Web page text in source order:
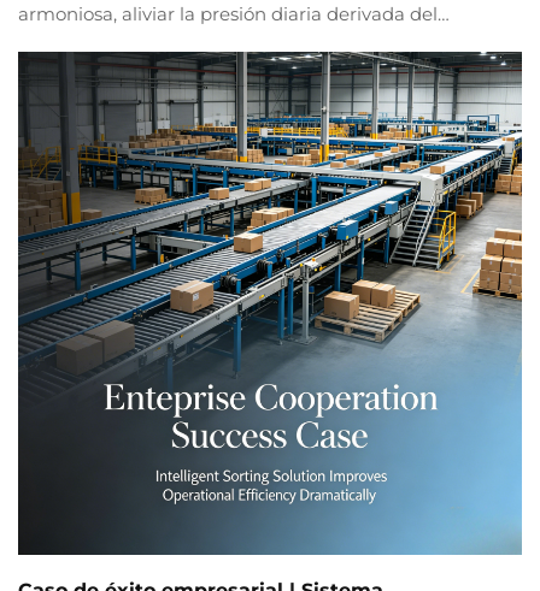
armoniosa, aliviar la presión diaria derivada del
entre los equipos administrativo, de ventas, de
marketing, técnico y de servicio al cliente, nuestra
empresa organizó recientemente una acogedora y
relajante actividad fuera del entorno habitual...